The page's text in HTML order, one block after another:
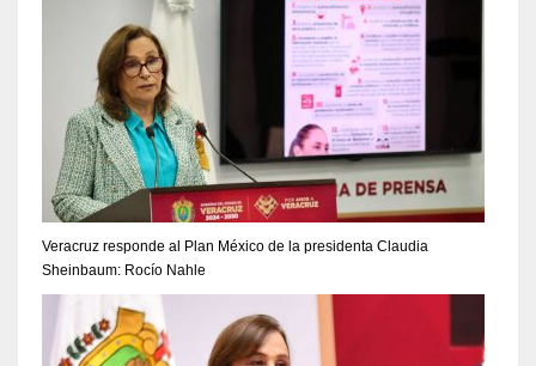
Veracruz responde al Plan México de la presidenta Claudia
Sheinbaum: Rocío Nahle